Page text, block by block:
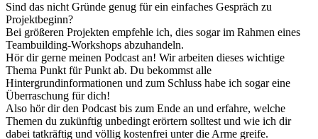
Sind das nicht Gründe genug für ein einfaches Gespräch zu
Projektbeginn?
Bei größeren Projekten empfehle ich, dies sogar im Rahmen eines
Teambuilding-Workshops abzuhandeln.
Hör dir gerne meinen Podcast an! Wir arbeiten dieses wichtige
Thema Punkt für Punkt ab. Du bekommst alle
Hintergrundinformationen und zum Schluss habe ich sogar eine
Überraschung für dich!
Also hör dir den Podcast bis zum Ende an und erfahre, welche
Themen du zukünftig unbedingt erörtern solltest und wie ich dir
dabei tatkräftig und völlig kostenfrei unter die Arme greife.